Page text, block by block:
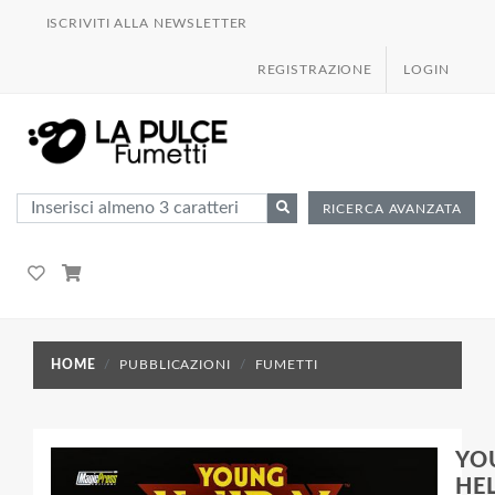
ISCRIVITI ALLA NEWSLETTER
REGISTRAZIONE LOGIN
RICERCA AVANZATA
HOME PUBBLICAZIONI FUMETTI